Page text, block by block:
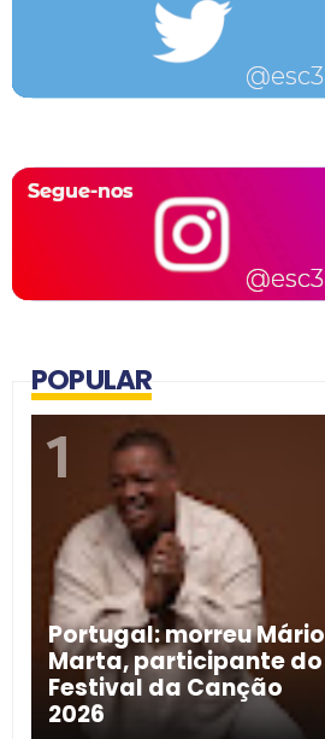
POPULAR
Portugal: morreu Mário
Marta, participante do
Festival da Canção
2026